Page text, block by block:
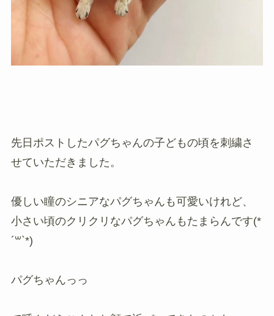
先日ポストしたパグちゃんの子どもの頃を刺繍さ
せていただきました。
優しい瞳のシニアなパグちゃんも可愛いけれど、
小さい頃のクリクリなパグちゃんもたまらんです(*
´꒳`*)
パグちゃんっっ